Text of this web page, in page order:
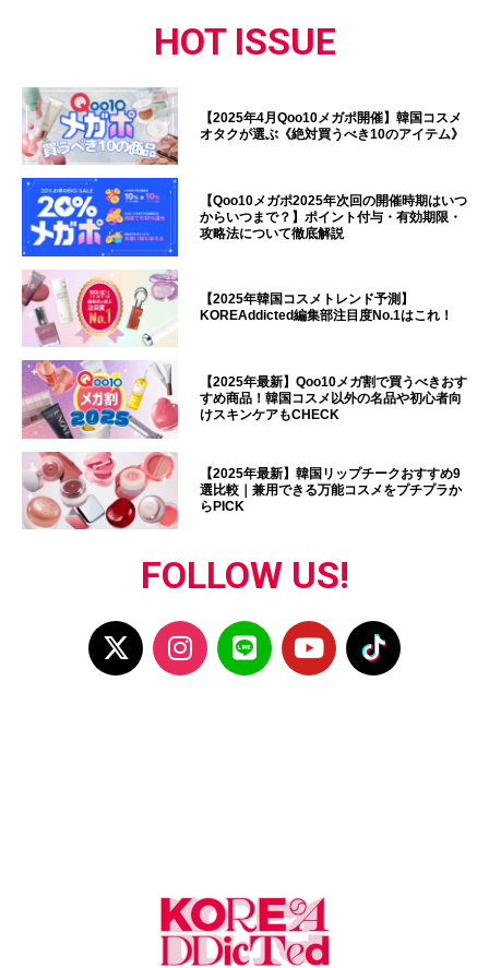
HOT ISSUE
【2025年4月Qoo10メガポ開催】韓国コスメ
オタクが選ぶ《絶対買うべき10のアイテム》
【Qoo10メガポ2025年次回の開催時期はいつ
からいつまで？】ポイント付与・有効期限・
攻略法について徹底解説
【2025年韓国コスメトレンド予測】
KOREAddicted編集部注目度No.1はこれ！
【2025年最新】Qoo10メガ割で買うべきおす
すめ商品！韓国コスメ以外の名品や初心者向
けスキンケアもCHECK
【2025年最新】韓国リップチークおすすめ9
選比較｜兼用できる万能コスメをプチプラか
らPICK
FOLLOW US!